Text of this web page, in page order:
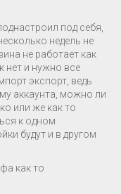
под себя,
недель не
не работает как
нет и нужно все
экспорт, ведь
аккаунта, можно ли
или же как то
к одном
будут и в другом
как то